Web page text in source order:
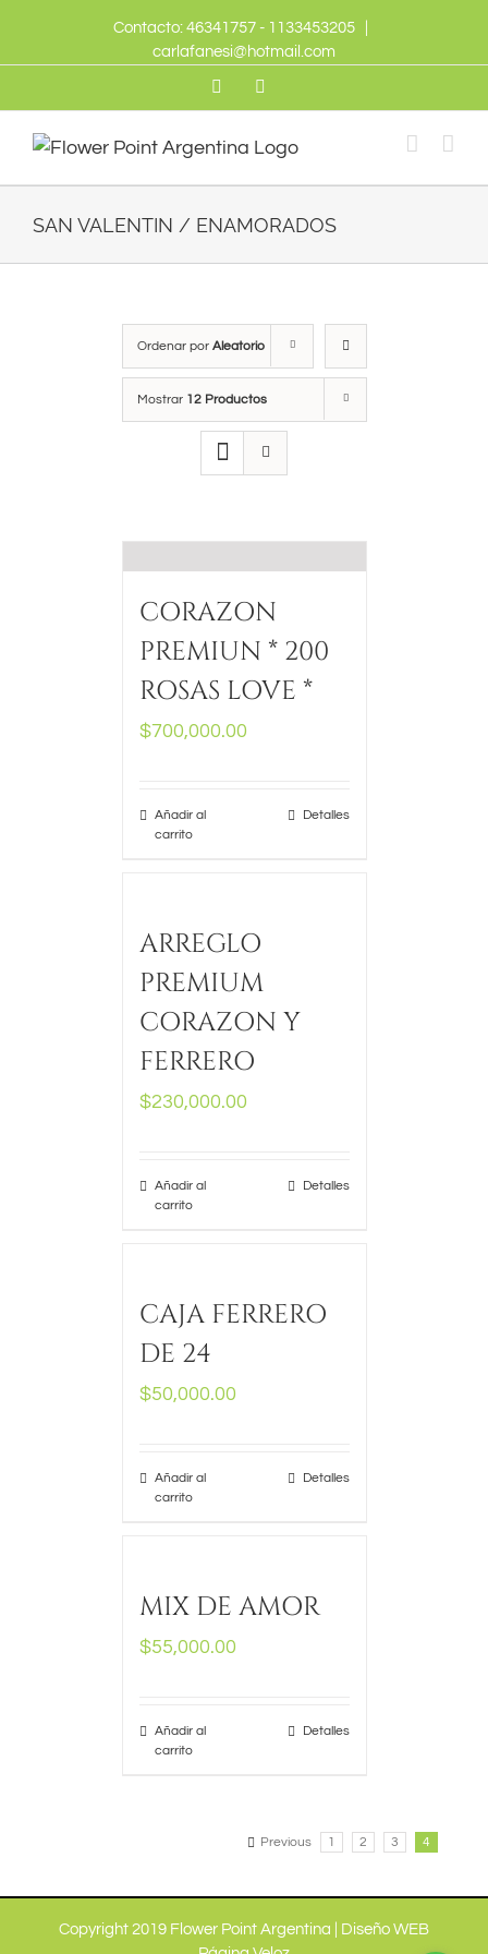
content
Contacto: 46341757 - 1133453205
carlafanesi@hotmail.com
Twitter
SAN VALENTIN / ENAMORADOS
Ordenar por Aleatorio
Mostrar 12 Productos
CORAZON
PREMIUN * 200
ROSAS LOVE *
$700,000.00
Añadir al
carrito
Detalles
ARREGLO
PREMIUM
CORAZON Y
FERRERO
$230,000.00
Añadir al
carrito
Detalles
CAJA FERRERO
DE 24
$50,000.00
Añadir al
carrito
Detalles
MIX DE AMOR
$55,000.00
Añadir al
carrito
Detalles
Previous 1 2 3 4
Copyright 2019 Flower Point Argentina |
Diseño WEB